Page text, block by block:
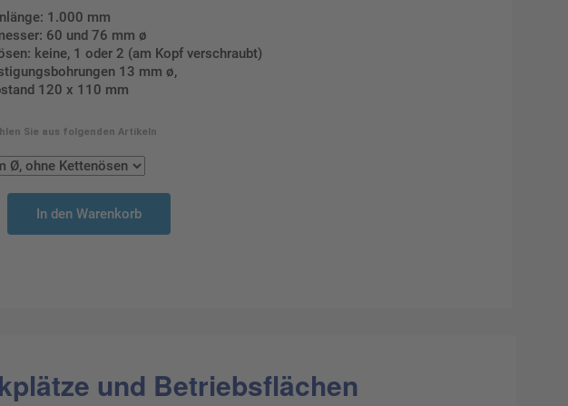
1.000 mm
60 und 76 mm ø
keine, 1 oder 2 (am Kopf verschraubt)
13 mm ø,
120 x 110 mm
Sie aus folgenden Artikeln
In den Warenkorb
und Betriebsflächen